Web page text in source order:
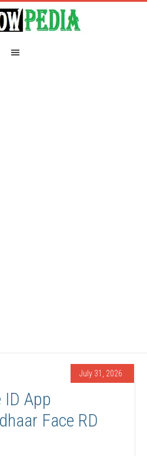
July 31, 2026
ID App
Face RD